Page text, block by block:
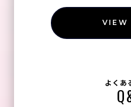
VIEW
よくあ